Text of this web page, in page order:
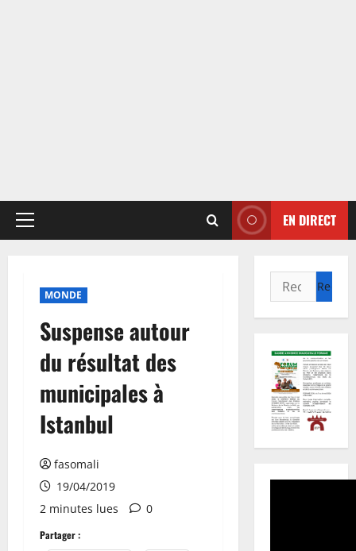
Menu
EN DIRECT
MONDE
Suspense autour
du résultat des
municipales à
Istanbul
fasomali
19/04/2019
2 minutes lues
0
Partager :
Rechercher :